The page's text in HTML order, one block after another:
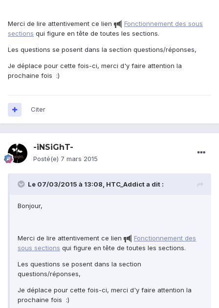
Merci de lire attentivement ce lien
Fonctionnement des sous
sections qui figure en tête de toutes les sections.
Les questions se posent dans la section questions/réponses,
Je déplace pour cette fois-ci, merci d'y faire attention la
prochaine fois :)
Citer
-iNSiGhT-
Posté(e) 7 mars 2015
Le 07/03/2015 à 13:08, HTC_Addict a dit :
Bonjour,
Merci de lire attentivement ce lien
Fonctionnement des
sous sections qui figure en tête de toutes les sections.
Les questions se posent dans la section
questions/réponses,
Je déplace pour cette fois-ci, merci d'y faire attention la
prochaine fois :)